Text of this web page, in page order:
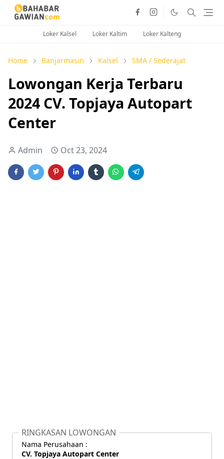
Loker Kalsel Loker Kaltim Loker Kalteng
Home Banjarmasin Kalsel SMA / Sederajat
Lowongan Kerja Terbaru
2024 CV. Topjaya Autopart
Center
Admin Oct 23, 2024
RINGKASAN LOWONGAN
Nama Perusahaan :
CV. Topjaya Autopart Center